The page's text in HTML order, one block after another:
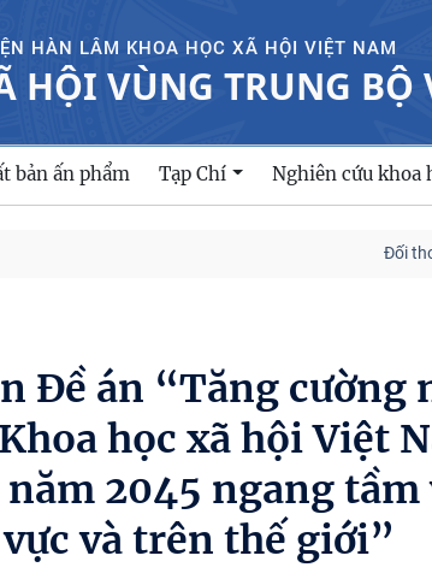
HÀN LÂM KHOA HỌC XÃ HỘI VIỆT NAM
HỘI VÙNG TRUNG BỘ
bản ấn phẩm Tạp Chí Nghiên cứu khoa
Đối thoại ICWA
Đề án “Tăng cường
học xã hội Việt
2045 ngang tầm
và trên thế giới”